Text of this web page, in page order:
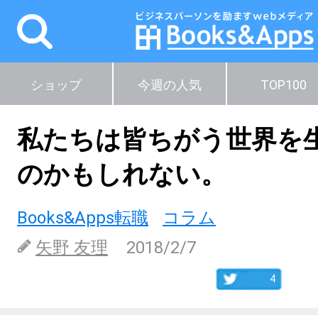
ショップ 今週の人気 TOP100
私たちは皆ちがう世界を
のかもしれない。
Books&Apps転職
コラム
矢野 友理
2018/2/7
4